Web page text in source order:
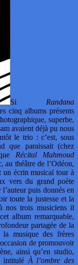
Si Randana
cinq albums présents
superbe,
avaient déjà pu nous
le trio : c’est, sous
que paraissait (chez
Récital Mahmoud
au théâtre de l’Odéon,
un écrin musical tour à
vers du grand poète
puis donnés en
toute la justesse et la
nos trois musiciens il
album remarquable,
partagée de la
musique des frères
de promouvoir
ainsi qu’en studio,
intitulé À l’ombre des